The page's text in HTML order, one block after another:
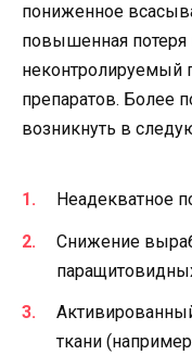
пониженное
повышенная потеря
неконтролируемый
препаратов. Более
возникнуть в
Неадекватное
Снижение
ткани